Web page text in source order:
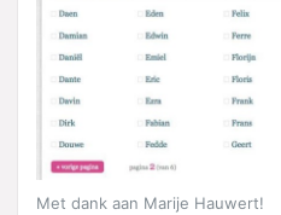
Met dank aan Marije Hauwert!